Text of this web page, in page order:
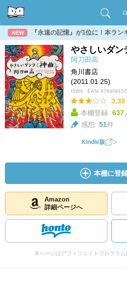
NEW 『永遠の記憶』が1位に！本ラン
やさしいダン
阿刀田高
角川書店
(2011.01.25)
ISBN・EAN:
3.38
本棚登録: 637
感想: 51件
Kindle版
本棚に登
Amazon
詳細ページへ
本ページはアフィリエイトプログラ